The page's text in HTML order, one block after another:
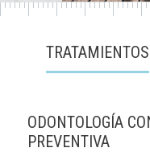
TRATAMIENTOS
ODONTOLOGÍA
PREVENTIVA